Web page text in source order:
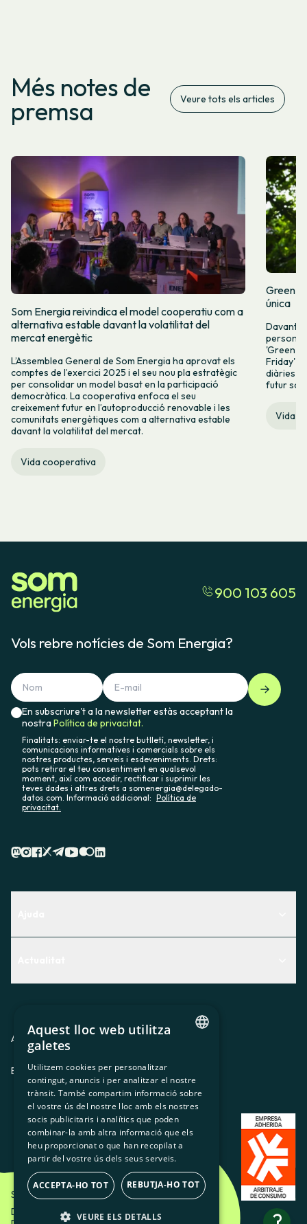
Més notes de
premsa Veure tots els articles
Som Energia reivindica el model cooperatiu com a
alternativa estable davant la volatilitat del
mercat energètic
L’Assemblea General de Som Energia ha aprovat els
comptes de l’exercici 2025 i el seu nou pla estratègic
per consolidar un model basat en la participació
democràtica. La cooperativa enfoca el seu
creixement futur en l’autoproducció renovable i les
comunitats energètiques com a alternativa estable
davant la volatilitat del mercat.
Vida cooperativa
Green
única
Davant
'Green
Friday'
diàries i
futur
Vida
900 103 605
Vols rebre notícies de Som Energia?
En subscriure't a la newsletter estàs acceptant la
nostraPolítica de privacitat.
Finalitats: enviar-te el nostre butlletí, newsletter, i
comunicacions informatives i comercials sobre els
nostres productes, serveis i esdeveniments. Drets:
pots retirar el teu consentiment en qualsevol
moment, així com accedir, rectificar i suprimir les
teves dades i altres drets a somenergia@delegado-
datos.com. Informació addicional: Política de
privacitat.
Premsa
Treballa amb nosaltres
Avis legal Política de privacitatPolítica de cookies
ES CAGLEU
Som Energia SCCL - 2026
Disseny Creatiu d'Etéreo Design.
SPANISH
GL
BASQUE
Aquest lloc web utilitza
galetes
Utilitzem cookies per personalitzar
contingut, anuncis i per analitzar el nostre
trànsit. També compartim informació sobre
el vostre ús del nostre lloc amb els nostres
socis publicitaris i analítics que poden
combinar-la amb altra informació que els
heu proporcionat o que han recopilat a
partir del vostre ús dels seus serveis.
ACCEPTA-HO TOT REBUTJA-HO TOT
VEURE ELS DETALLS